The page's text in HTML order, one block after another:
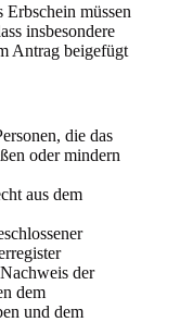
müssen
insbesondere
Antrag beigefügt
die das
oder mindern
aus dem
der
dem
und dem